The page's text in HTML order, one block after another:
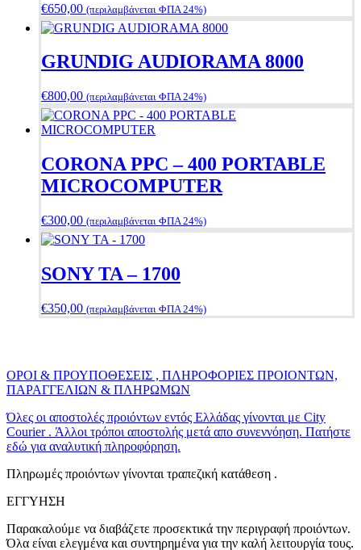
€650,00 (περιλαμβάνεται ΦΠΑ 24%)
GRUNDIG AUDIORAMA 8000
€800,00 (περιλαμβάνεται ΦΠΑ 24%)
CORONA PPC – 400 PORTABLE
ΜΙCROCOMPUTER
€300,00 (περιλαμβάνεται ΦΠΑ 24%)
SONY TA – 1700
€350,00 (περιλαμβάνεται ΦΠΑ 24%)
ΟΡΟΙ & ΠΡΟΥΠΟΘΕΣΕΙΣ , ΠΛΗΡΟΦΟΡΙΕΣ ΠΡΟΙΟΝΤΩΝ,
ΠΑΡΑΓΓΕΛΙΩΝ & ΠΛΗΡΩΜΩΝ
Όλες οι αποστολές προιόντων εντός Ελλάδας γίνονται με City
Courier . Άλλοι τρόποι αποστολής μετά απο συνεννόηση. Πατήστε
εδώ για αναλυτική πληροφόρηση.
Πληρωμές προιόντων γίνονται τραπεζική κατάθεση .
ΕΓΓΥΗΣΗ
Παρακαλούμε να διαβάζετε προσεκτικά την περιγραφή προιόντων.
Όλα είναι ελεγμένα και συντηρημένα για την καλή λειτουργία τους.